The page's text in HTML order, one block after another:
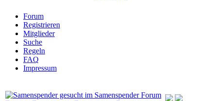
Forum
Registrieren
Mitglieder
Suche
Regeln
FAQ
Impressum